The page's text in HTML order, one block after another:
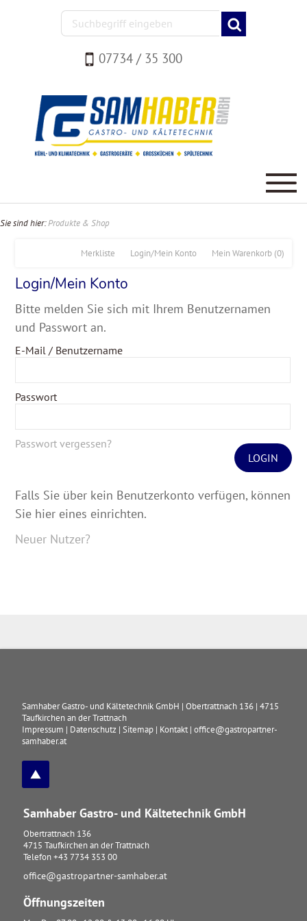
07734 / 35 300
Sie sind hier:Produkte & Shop
Mein Warenkorb (0)
Login/Mein Konto
Merkliste
Login/Mein Konto
Bitte melden Sie sich mit Ihrem Benutzernamen
und Passwort an.
E-Mail / Benutzername
Passwort
LOGIN
Passwort vergessen?
Falls Sie über kein Benutzerkonto verfügen, können
Sie hier eines einrichten.
Neuer Nutzer?
Samhaber Gastro- und Kältetechnik GmbH |Obertrattnach 136 |4715
Taufkirchen an der Trattnach
Impressum | Datenschutz |Sitemap | Kontakt |office@gastropartner-
samhaber.at
Samhaber Gastro- und Kältetechnik GmbH
Obertrattnach 136
4715 Taufkirchen an der Trattnach
Telefon +43 7734 353 00
office@gastropartner-samhaber.at
Öffnungszeiten